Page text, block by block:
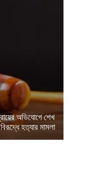
অভিযোগে শেখ
হত্যার মামলা